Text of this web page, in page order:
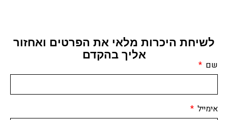
לשיחת היכרות מלאי את הפרטים ואחזור
אליך בהקדם
שם
אימייל